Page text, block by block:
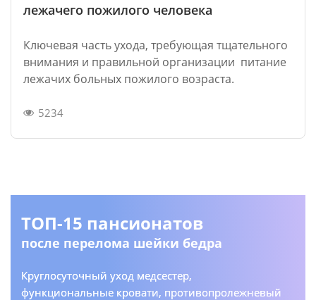
ТОП-15 пансионатов
после перелома шейки бедра
Круглосуточный уход медсестер,
функциональные кровати, противопролежневый
лежачего пожилого человека
Ключевая часть ухода, требующая тщательного
внимания и правильной организации питание
лежачих больных пожилого возраста.
5234